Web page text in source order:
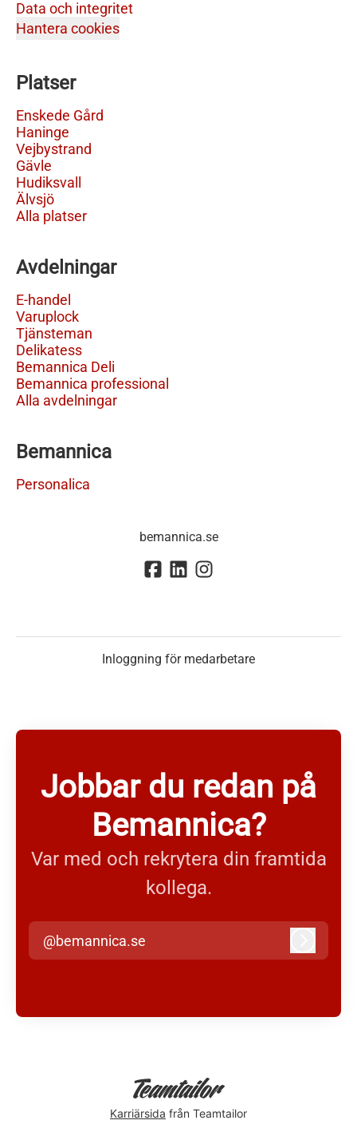
Data och integritet
Hantera cookies
Platser
Enskede Gård
Haninge
Vejbystrand
Gävle
Hudiksvall
Älvsjö
Alla platser
Avdelningar
E-handel
Varuplock
Tjänsteman
Delikatess
Bemannica Deli
Bemannica professional
Alla avdelningar
Bemannica
Personalica
bemannica.se
Inloggning för medarbetare
Jobbar du redan på
Bemannica?
Var med och rekrytera din framtida
kollega.
@bemannica.se
Karriärsida från Teamtailor